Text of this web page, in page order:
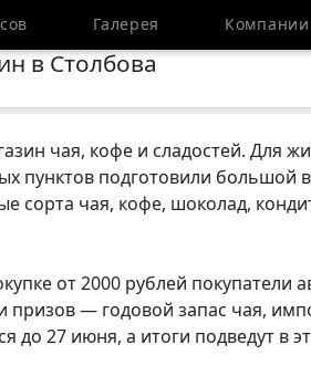
Галерея Компании
в Столбова
чая, кофе и сладостей. Для
пунктов подготовили большой
сорта чая, кофе, шоколад,
от 2000 рублей покупатели
— годовой запас чая,
27 июня, а итоги подведут в